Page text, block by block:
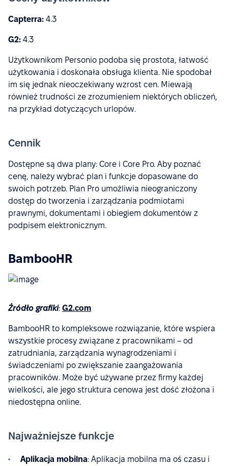
Capterra: 4.3
G2: 4.3
Użytkownikom Personio podoba się prostota, łatwość
użytkowania i doskonała obsługa klienta. Nie spodobał
im się jednak nieoczekiwany wzrost cen. Miewają
również trudności ze zrozumieniem niektórych obliczeń,
na przykład dotyczących urlopów.
Cennik
Dostępne są dwa plany: Core i Core Pro. Aby poznać
cenę, należy wybrać plan i funkcje dopasowane do
swoich potrzeb. Plan Pro umożliwia nieograniczony
dostęp do tworzenia i zarządzania podmiotami
prawnymi, dokumentami i obiegiem dokumentów z
podpisem elektronicznym.
BambooHR
Źródło grafiki: G2.com
BambooHR to kompleksowe rozwiązanie, które wspiera
wszystkie procesy związane z pracownikami – od
zatrudniania, zarządzania wynagrodzeniami i
świadczeniami po zwiększanie zaangażowania
pracowników. Może być używane przez firmy każdej
wielkości, ale jego struktura cenowa jest dość złożona i
niedostępna online.
Najważniejsze funkcje
Aplikacja mobilna: Aplikacja mobilna ma oś czasu i